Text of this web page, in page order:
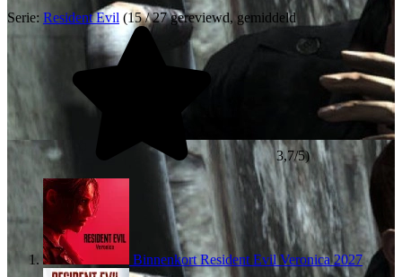
Serie: Resident Evil (15 / 27 gereviewd, gemiddeld
3,7/5)
Binnenkort Resident Evil Veronica2027